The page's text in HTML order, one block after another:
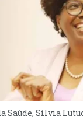
de
espaços de
e uma
emergentes
um
e
Saúde, Sílvia